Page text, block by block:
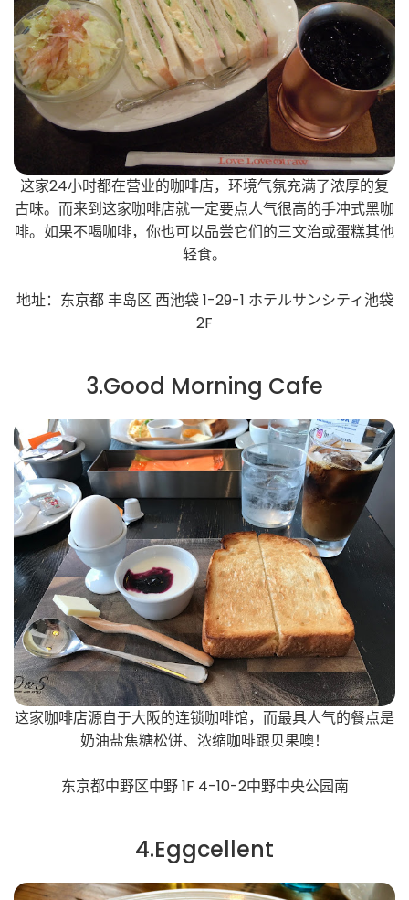
这家24小时都在营业的咖啡店，环境气氛充满了浓厚的复
古味。而来到这家咖啡店就一定要点人气很高的手冲式黑咖
啡。如果不喝咖啡，你也可以品尝它们的三文治或蛋糕其他
轻食。
地址：东京都 丰岛区 西池袋 1-29-1 ホテルサンシティ池袋
2F
3.Good Morning Cafe
这家咖啡店源自于大阪的连锁咖啡馆，而最具人气的餐点是
奶油盐焦糖松饼、浓缩咖啡跟贝果噢！
东京都中野区中野 1F 4-10-2中野中央公园南
4.Eggcellent